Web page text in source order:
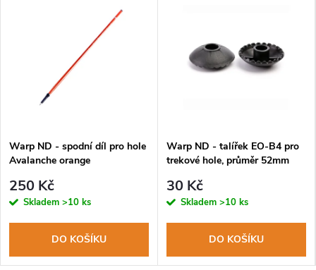
Warp ND - spodní díl pro hole
Avalanche orange
250 Kč
Skladem >10 ks
DO KOŠÍKU
Warp ND - talířek EO-B4 pro
trekové hole, průměr 52mm
30 Kč
Skladem >10 ks
DO KOŠÍKU